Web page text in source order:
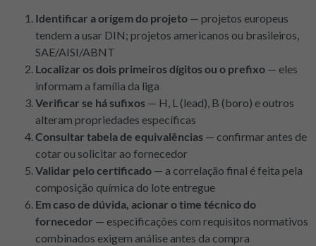
Identificar a origem do projeto — projetos europeus
tendem a usar DIN; projetos americanos ou brasileiros,
SAE/AISI/ABNT
Localizar os dois primeiros dígitos ou o prefixo — eles
informam a família da liga
Verificar se há sufixos — H, L (lead), B (boro) e outros
alteram propriedades específicas
Consultar tabela de equivalências — confirmar antes de
cotar ou solicitar ao fornecedor
Validar pelo certificado — a correlação final é feita pela
composição química do lote entregue
Em caso de dúvida, acionar o time técnico do
fornecedor — especificações com requisitos normativos
combinados exigem análise antes da compra